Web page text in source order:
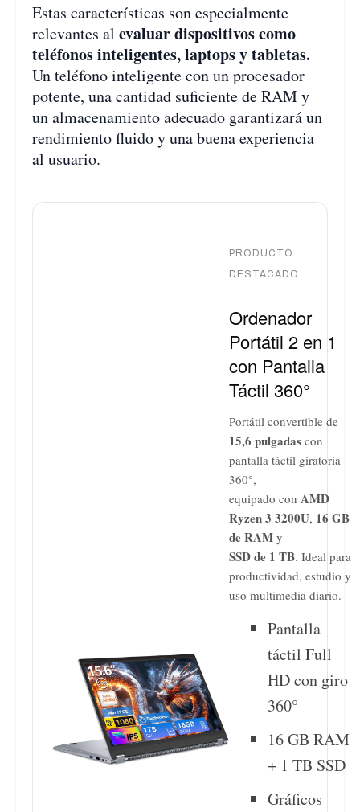
Estas características son especialmente
relevantes al evaluar dispositivos como
teléfonos inteligentes, laptops y tabletas.
Un teléfono inteligente con un procesador
potente, una cantidad suficiente de RAM y
un almacenamiento adecuado garantizará un
rendimiento fluido y una buena experiencia
al usuario.
PRODUCTO
DESTACADO
Ordenador
Portátil 2 en 1
con Pantalla
Táctil 360°
Portátil convertible de
15,6 pulgadas con
pantalla táctil giratoria
360°,
equipado con AMD
Ryzen 3 3200U, 16 GB
de RAM y
SSD de 1 TB. Ideal para
productividad, estudio y
uso multimedia diario.
Pantalla
táctil Full
HD con giro
360°
16 GB RAM
+ 1 TB SSD
Gráficos